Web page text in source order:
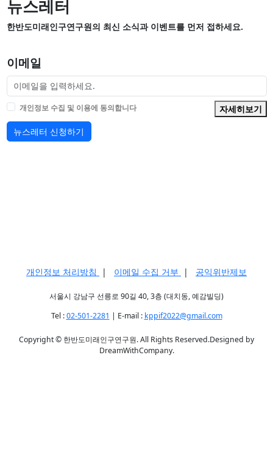
뉴스레터
한반도미래인구연구원의 최신 소식과 이벤트를 먼저 접하세요.
이메일
개인정보 수집 및 이용에 동의합니다
자세히보기
뉴스레터 신청하기
개인정보 처리방침 | 이메일 수집 거부 | 공익위반제보
서울시 강남구 선릉로 90길 40, 3층 (대치동, 예감빌딩)
Tel :02-501-2281 | E-mail : kppif2022@gmail.com
Copyright © 한반도미래인구연구원. All Rights Reserved.Designed by
DreamWithCompany.